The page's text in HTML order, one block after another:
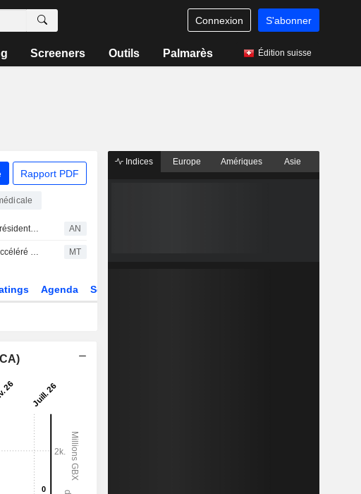
Connexion S'abonner
Screeners Outils Palmarès Édition suisse
Rapport PDF
Avacta nomme un nouveau vice-président " chevronné » AN
Avacta Group règle un paiement accéléré au titre de son obligation convertible MT
Agenda Secteur
Indices Europe Amériques Asie